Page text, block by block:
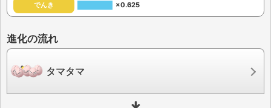
でんき ×0.625
進化の流れ
タマタマ